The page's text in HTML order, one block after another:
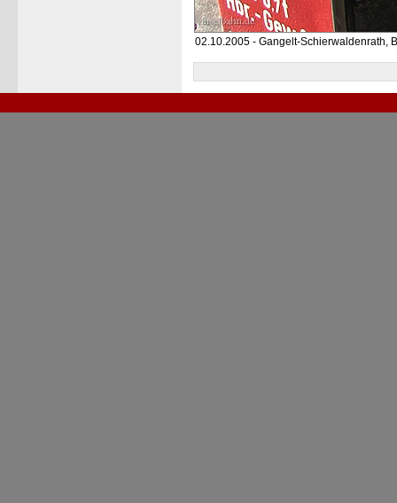
02.10.2005 - Gangelt-Schierwaldenrath,